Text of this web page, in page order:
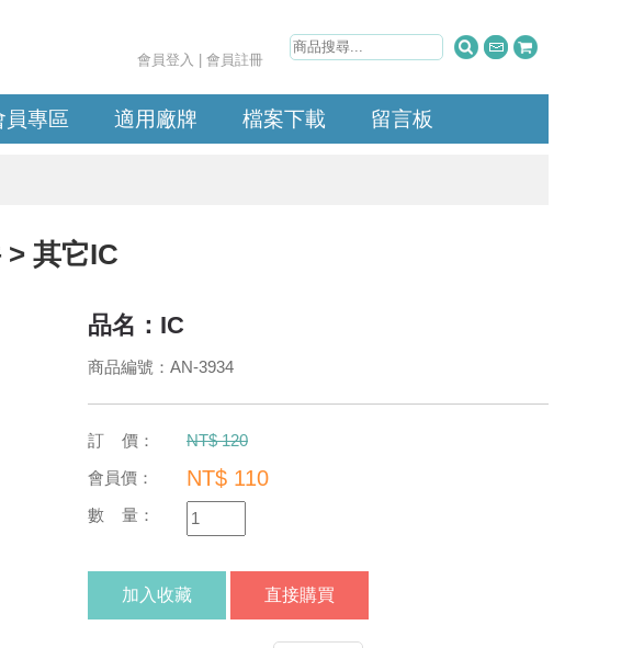
會員登入 |會員註冊
員專區 適用廠牌 檔案下載 留言板
> 其它IC
品名：IC
商品編號：AN-3934
訂 價：
NT$ 120
會員價：
NT$ 110
數 量：
加入收藏 直接購買